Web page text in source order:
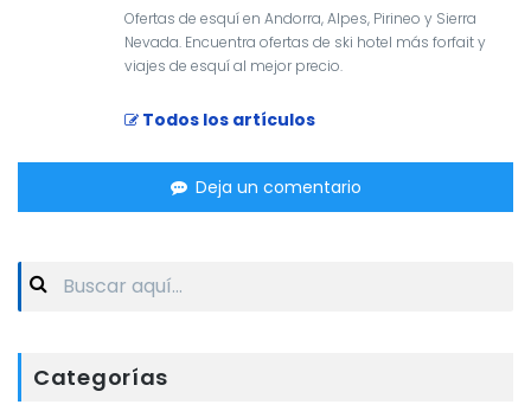
Ofertas de esquí en Andorra, Alpes, Pirineo y Sierra
Nevada. Encuentra ofertas de ski hotel más forfait y
viajes de esquí al mejor precio.
Todos los artículos
Deja un comentario
Search
for:
Categorías